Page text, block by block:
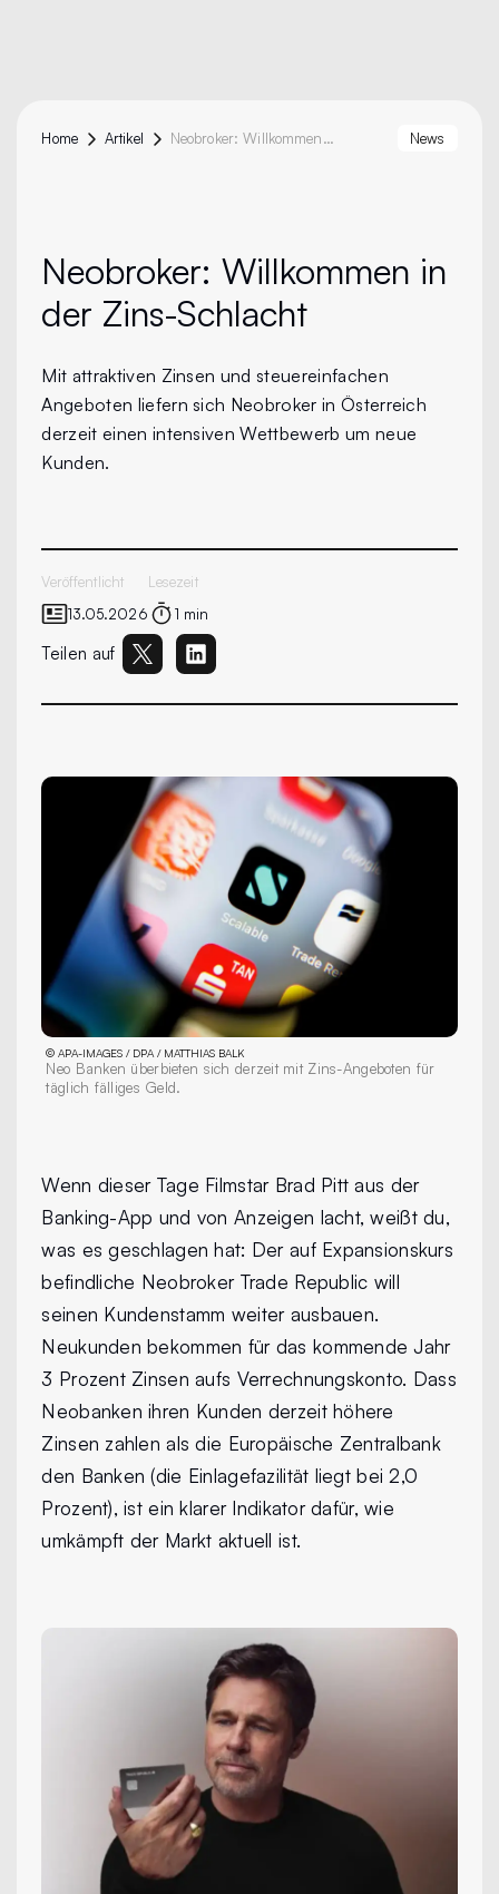
Home Artikel Neobroker: Willkommen In Der Zins-Schlacht News
Neobroker: Willkommen in
der Zins-Schlacht
Mit attraktiven Zinsen und steuereinfachen
Angeboten liefern sich Neobroker in Österreich
derzeit einen intensiven Wettbewerb um neue
Kunden.
Veröffentlicht
13.05.2026
Lesezeit
1 min
Teilen auf
©APA-IMAGES / DPA / MATTHIAS BALK
Neo Banken überbieten sich derzeit mit Zins-Angeboten für
täglich fälliges Geld.
Wenn dieser Tage Filmstar Brad Pitt aus der
Banking-App und von Anzeigen lacht, weißt du,
was es geschlagen hat: Der auf Expansionskurs
befindliche Neobroker Trade Republic will
seinen Kundenstamm weiter ausbauen.
Neukunden bekommen für das kommende Jahr
3 Prozent Zinsen aufs Verrechnungskonto. Dass
Neobanken ihren Kunden derzeit höhere
Zinsen zahlen als die Europäische Zentralbank
den Banken (die Einlagefazilität liegt bei 2,0
Prozent), ist ein klarer Indikator dafür, wie
umkämpft der Markt aktuell ist.